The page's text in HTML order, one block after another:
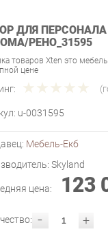
ДЛЯ ПЕРСОНАЛА
РЕНО_31595
товаров Xten это
цене
u-0031595
Мебель-Екб
Skyland
цена: 123
- +